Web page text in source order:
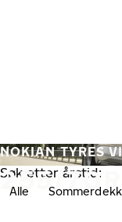
255/
NOKIAN TYRES
Søk etter årstid:
Alle Sommerdekk